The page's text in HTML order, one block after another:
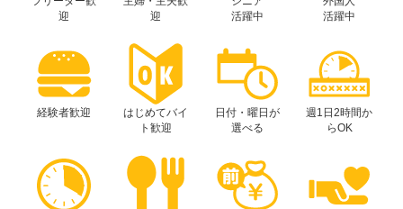
迎
迎
活躍中
活躍中
経験者歓迎
はじめてバイ
ト歓迎
日付・曜日が
選べる
週1日2時間か
らOK